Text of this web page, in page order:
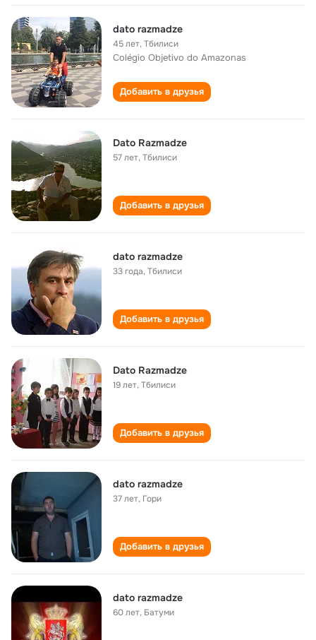
dato razmadze
45 лет,Тбилиси
Colégio Objetivo do Amazonas
Добавить в друзья
Dato Razmadze
57 лет,Тбилиси
Добавить в друзья
dato razmadze
33 года,Тбилиси
Добавить в друзья
Dato Razmadze
19 лет,Тбилиси
Добавить в друзья
dato razmadze
37 лет, Гори
Добавить в друзья
dato razmadze
60 лет, Батуми